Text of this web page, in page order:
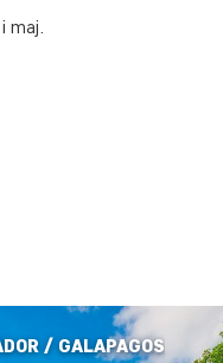
maj.
/ GALAPAGOS